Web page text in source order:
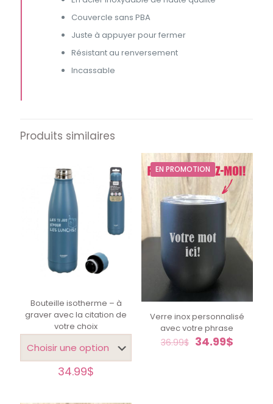
Couvercle sans PBA
Juste à appuyer pour fermer
Résistant au renversement
Incassable
Produits similaires
Bouteille isotherme – à
graver avec la citation de
votre choix
34.99$
EN PROMOTION
Verre inox personnalisé
avec votre phrase
36.99$ Le
34.99$Le